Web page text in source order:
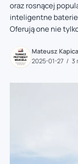
oraz rosnącej
inteligentne
Oferują one nie
Mateusz Kapica
2025-01-27
3